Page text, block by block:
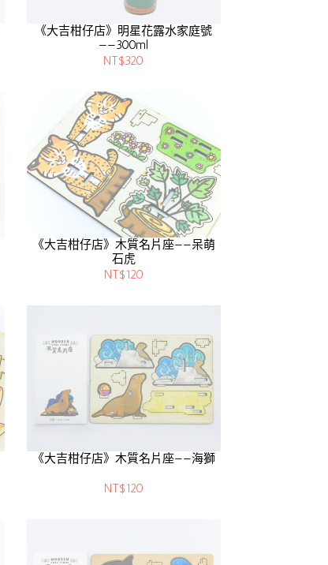
《大吉柑仔店》明星花露水家庭號
——300ml
NT$320
《大吉柑仔店》木質名片座——呆萌
石虎
NT$120
《大吉柑仔店》木質名片座——海獅
NT$120